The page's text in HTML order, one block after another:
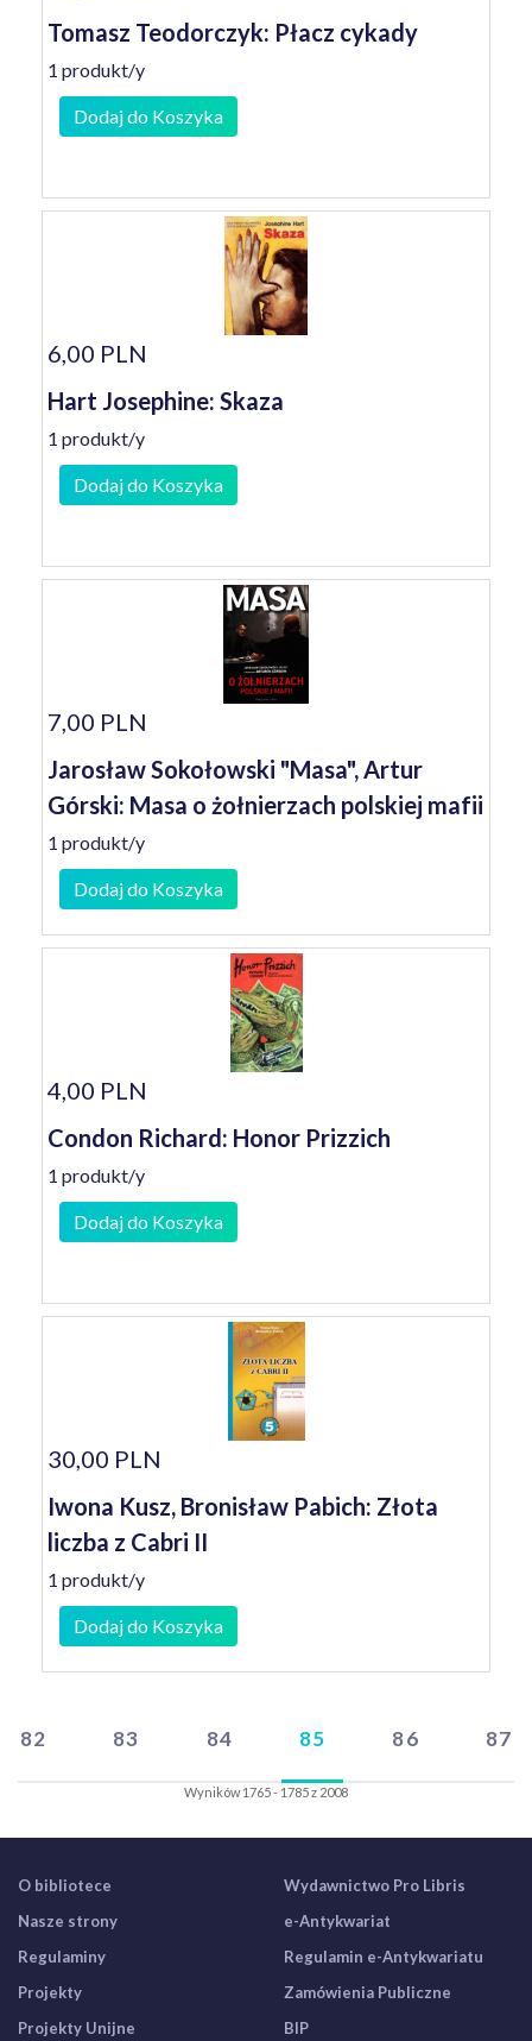
Tomasz Teodorczyk: Płacz cykady
1 produkt/y
Dodaj do Koszyka
6,00 PLN
Hart Josephine: Skaza
1 produkt/y
Dodaj do Koszyka
7,00 PLN
Jarosław Sokołowski "Masa", Artur
Górski: Masa o żołnierzach polskiej mafii
1 produkt/y
Dodaj do Koszyka
4,00 PLN
Condon Richard: Honor Prizzich
1 produkt/y
Dodaj do Koszyka
30,00 PLN
Iwona Kusz, Bronisław Pabich: Złota
liczba z Cabri II
1 produkt/y
Dodaj do Koszyka
82 83 84 85 86 87
Wyników 1765 - 1785 z 2008
O bibliotece
Nasze strony
Regulaminy
Projekty
Projekty Unijne
Wydawnictwo Pro Libris
e-Antykwariat
Regulamin e-Antykwariatu
Zamówienia Publiczne
BIP